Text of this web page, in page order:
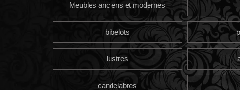
Meubles anciens et modernes
bibelots
lustres
candelabres